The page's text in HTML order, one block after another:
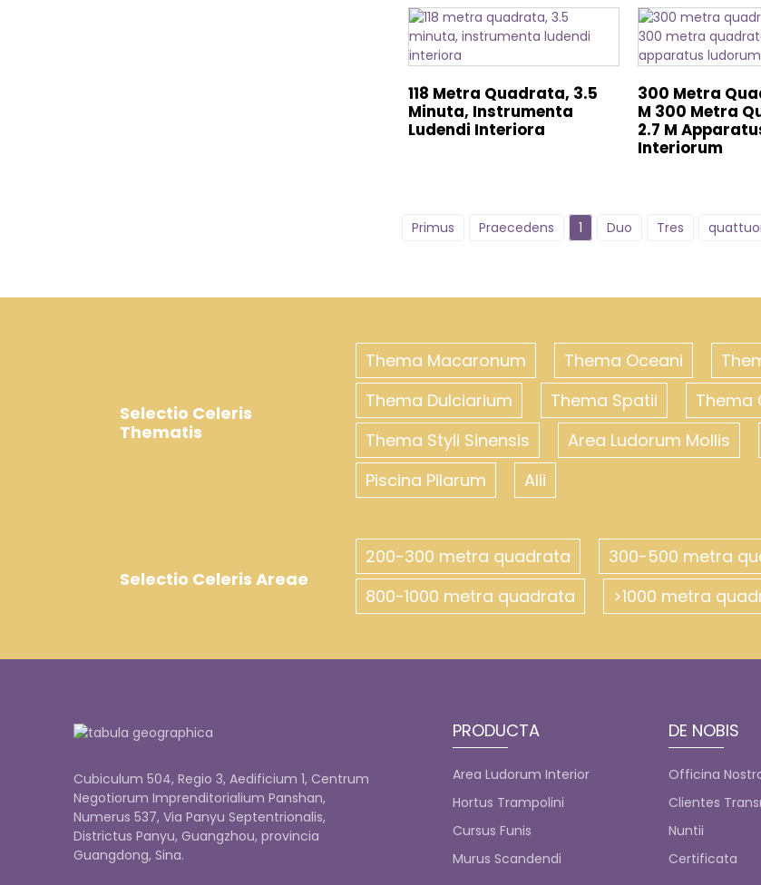
118 Metra Quadrata, 3.5
Minuta, Instrumenta
Ludendi Interiora
300 Metra
M 300 Metra
2.7 M
Interiorum
Primus Praecedens 1 Duo Tres
Selectio Celeris
Thematis
Thema Macaronum Thema Oceani
Thema Dulciarium
Thema Spatii Thema
Thema Styli Sinensis
Area Ludorum Mollis
Piscina Pilarum
Alii
Selectio Celeris Areae
200-300 metra quadrata 300-500 metra
800-1000 metra quadrata
>1000 metra
Cubiculum 504, Regio 3, Aedificium 1, Centrum
Negotiorum Imprenditorialium Panshan,
Numerus 537, Via Panyu Septentrionalis,
Districtus Panyu, Guangzhou, provincia
Guangdong, Sina.
PRODUCTA
Area Ludorum Interior
Hortus Trampolini
Cursus Funis
Murus Scandendi
DE NOBIS
Officina
Clientes
Nuntii
Certificata